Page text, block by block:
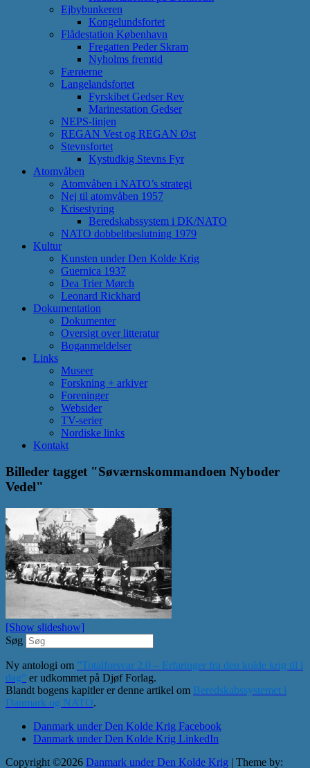
Ejbybunkeren
Kongelundsfortet
Flådestation København
Fregatten Peder Skram
Nyholms fremtid
Færøerne
Langelandsfortet
Fyrskibet Gedser Rev
Marinestation Gedser
NEPS-linjen
REGAN Vest og REGAN Øst
Stevnsfortet
Kystudkig Stevns Fyr
Atomvåben
Atomvåben i NATO’s strategi
Nej til atomvåben 1957
Krisestyring
Beredskabssystem i DK/NATO
NATO dobbeltbeslutning 1979
Kultur
Kunsten under Den Kolde Krig
Guernica 1937
Dea Trier Mørch
Leonard Rickhard
Dokumentation
Dokumenter
Oversigt over litteratur
Boganmeldelser
Links
Museer
Forskning + arkiver
Foreninger
Websider
TV-serier
Nordiske links
Kontakt
Billeder tagget "Søværnskommandoen Nyboder
Vedel"
[Show slideshow]
Søg
Ny antologi om ”Totalforsvar 2.0 – Erfaringer fra den kolde krig til i
dag” er udkommet på Djøf Forlag.
Blandt bogens kapitler er denne artikel om Beredskabssystemet i
Danmark og NATO.
Danmark under Den Kolde Krig Facebook
Danmark under Den Kolde Krig LinkedIn
Copyright ©2026 Danmark under Den Kolde Krig | Theme by: